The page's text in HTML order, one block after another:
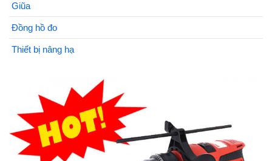
Giũa
Đồng hồ đo
Thiết bị nâng hạ